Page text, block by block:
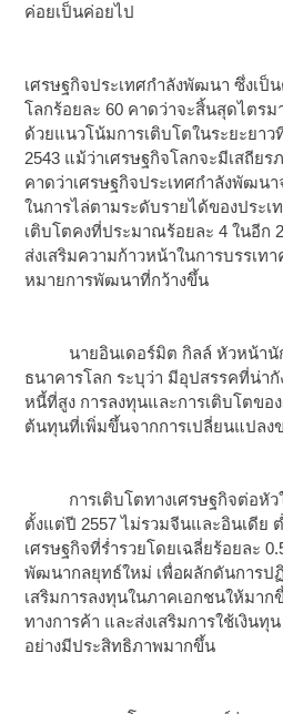
ค่อยเป็นค่อยไป
เศรษฐกิจประเทศกำลังพัฒนา ซึ่งเป็
โลกร้อยละ 60 คาดว่าจะสิ้นสุดไตร
ด้วยแนวโน้มการเติบโตในระยะยา
2543 แม้ว่าเศรษฐกิจโลกจะมีเสถีย
คาดว่าเศรษฐกิจประเทศกำลังพัฒน
ในการไล่ตามระดับรายได้ของประเ
เติบโตคงที่ประมาณร้อยละ 4 ในอีก
ส่งเสริมความก้าวหน้าในการบรรเท
หมายการพัฒนาที่กว้างขึ้น
นายอินเดอร์มิต กิลล์ หัวหน้านัก
ธนาคารโลก ระบุว่า มีอุปสรรคที่น่า
หนี้ที่สูง การลงทุนและการเติบโตข
ต้นทุนที่เพิ่มขึ้นจากการเปลี่ยนแปลง
การเติบโตทางเศรษฐกิจต่อหัว
ตั้งแต่ปี 2557 ไม่รวมจีนและอินเดีย
เศรษฐกิจที่ร่ำรวยโดยเฉลี่ยร้อยละ
พัฒนากลยุทธ์ใหม่ เพื่อผลักดันการป
เสริมการลงทุนในภาคเอกชนให้มา
ทางการค้า และส่งเสริมการใช้เงินทุ
อย่างมีประสิทธิภาพมากขึ้น